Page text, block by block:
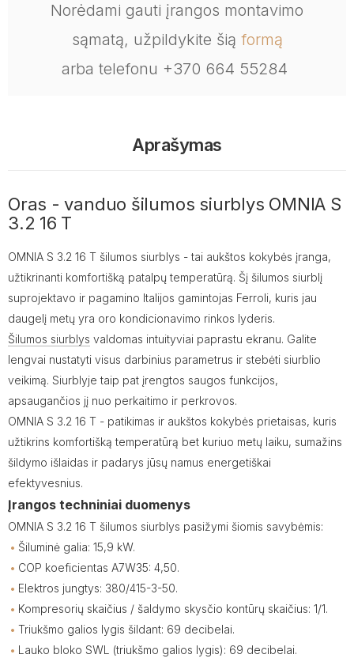
Norėdami gauti įrangos montavimo
sąmatą, užpildykite šią formą
arba telefonu +370 664 55284
Aprašymas
Oras - vanduo šilumos siurblys OMNIA S
3.2 16 T
OMNIA S 3.2 16 T šilumos siurblys - tai aukštos kokybės įranga,
užtikrinanti komfortišką patalpų temperatūrą. Šį šilumos siurblį
suprojektavo ir pagamino Italijos gamintojas Ferroli, kuris jau
daugelį metų yra oro kondicionavimo rinkos lyderis.
Šilumos siurblys valdomas intuityviai paprastu ekranu. Galite
lengvai nustatyti visus darbinius parametrus ir stebėti siurblio
veikimą. Siurblyje taip pat įrengtos saugos funkcijos,
apsaugančios jį nuo perkaitimo ir perkrovos.
OMNIA S 3.2 16 T - patikimas ir aukštos kokybės prietaisas, kuris
užtikrins komfortišką temperatūrą bet kuriuo metų laiku, sumažins
šildymo išlaidas ir padarys jūsų namus energetiškai
efektyvesnius.
Įrangos techniniai duomenys
OMNIA S 3.2 16 T šilumos siurblys pasižymi šiomis savybėmis:
Šiluminė galia: 15,9 kW.
COP koeficientas A7W35: 4,50.
Elektros jungtys: 380/415-3-50.
Kompresorių skaičius / šaldymo skysčio kontūrų skaičius: 1/1.
Triukšmo galios lygis šildant: 69 decibelai.
Lauko bloko SWL (triukšmo galios lygis): 69 decibelai.